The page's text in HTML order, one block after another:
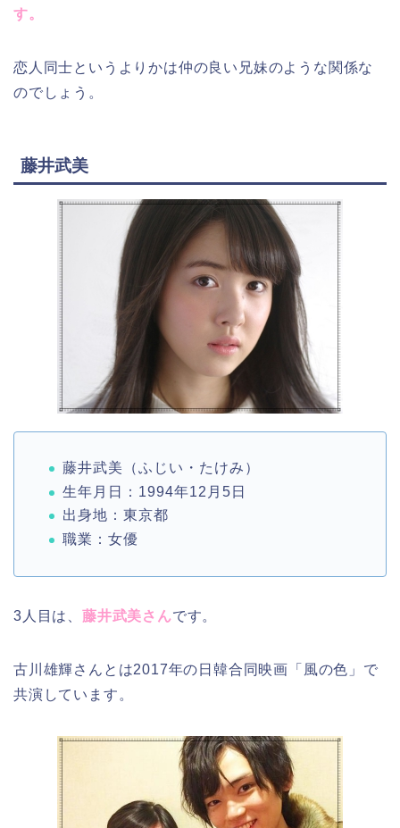
す。
恋人同士というよりかは仲の良い兄妹のような関係な
のでしょう。
藤井武美
藤井武美（ふじい・たけみ）
生年月日：1994年12月5日
出身地：東京都
職業：女優
3人目は、 藤井武美さんです。
古川雄輝さんとは2017年の日韓合同映画「風の色」で
共演しています。